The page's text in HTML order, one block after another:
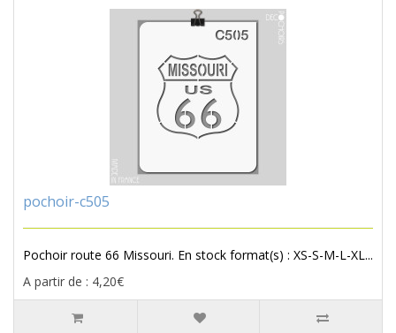
pochoir-c505
Pochoir route 66 Missouri. En stock format(s) : XS-S-M-L-XL...
A partir de : 4,20€